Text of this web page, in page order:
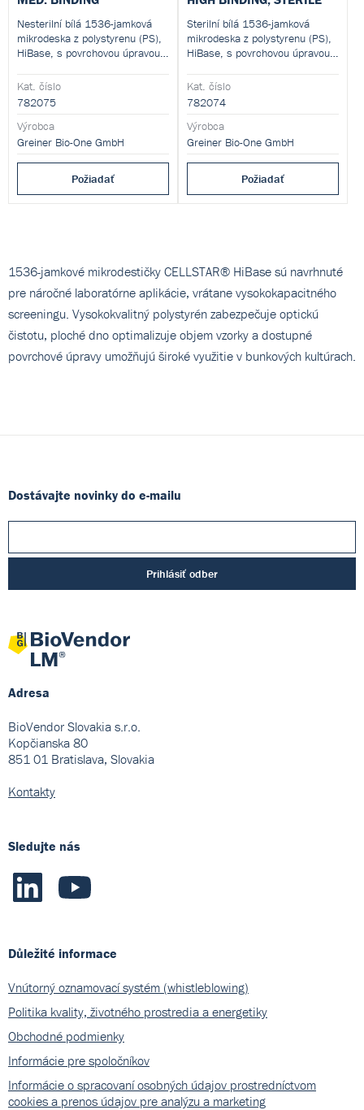
Nesterilní bílá 1536-jamková
mikrodeska z polystyrenu (PS),
HiBase, s povrchovou úpravou
střední kapacitou pro vazbu
proteinů a biomolekul. Jamky s
pracovním objemem 3–10 µl,
růstovou plochou 2,3 mm² a
čtvercovým dnem se
zaoblenými okraji. Nepyrogenní,
RNáz a lidské DNA.
Kat. číslo
782075
Výrobca
Greiner Bio-One GmbH
Požiadať
Sterilní bílá 1536-jamková
mikrodeska z polystyrenu (PS),
HiBase, s povrchovou úpravou
vysokou kapacitou pro vazbu
proteinů a biomolekul. Jamky s
pracovním objemem 3–10 µl,
růstovou plochou 2,3 mm² a
čtvercovým dnem se
zaoblenými okraji. Nepyrogenní,
RNáz a lidské DNA.
Kat. číslo
782074
Výrobca
Greiner Bio-One GmbH
Požiadať
1536-jamkové mikrodestičky CELLSTAR® HiBase sú navrhnuté
pre náročné laboratórne aplikácie, vrátane vysokokapacitného
screeningu. Vysokokvalitný polystyrén zabezpečuje optickú
čistotu, ploché dno optimalizuje objem vzorky a dostupné
povrchové úpravy umožňujú široké využitie v bunkových kultúrach.
Dostávajte novinky do e-mailu
Prihlásiť odber
Adresa
BioVendor Slovakia s.r.o.
Kopčianska 80
851 01 Bratislava, Slovakia
Kontakty
Sledujte nás
Důležité informace
Vnútorný oznamovací systém (whistleblowing)
Politika kvality, životného prostredia a energetiky
Obchodné podmienky
Informácie pre spoločníkov
Informácie o spracovaní osobných údajov prostredníctvom
cookies a prenos údajov pre analýzu a marketing